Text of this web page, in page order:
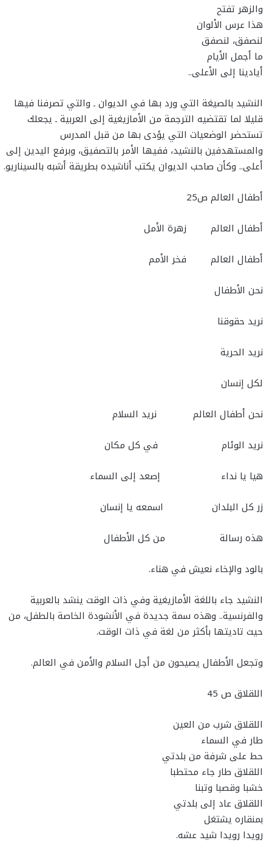
والزهر تفتح
هذا عرس الألوان
لنصفق، لنصفق
ما أجمل الأيام
أيادينا إلى الأعلى..
النشيد بالصيغة التي ورد بها في الديوان ـ والتي تصرفنا فيها
قليلا لما تقتضيه الترجمة من الأمازيغية إلى العربية ـ يجعلك
تستحضر الوضعيات التي يؤدى بها من قبل المدرس
والمستهدفين بالنشيد، ففيها الأمر بالتصفيق، وبرفع اليدين إلى
أعلى.. وكأن صاحب الديوان يكتب أناشيده بطريقة أشبه بالسيناريو.
أطفال العالم ص25
أطفال العالم زهرة الأمل
أطفال العالم فخر الأمم
نحن الأطفال
نريد حقوقنا
نريد الحرية
لكل إنسان
نحن أطفال العالم نريد السلام
نريد الوئام في كل مكان
هيا يا نداء إصعد إلى السماء
زر كل البلدان اسمعه يا إنسان
هذه رسالة من كل الأطفال
بالود والإخاء نعيش في هناء.
النشيد جاء باللغة الأمازيغية وفي ذات الوقت ينشد بالعربية
والفرنسية.. وهذه سمة جديدة في الأنشودة الخاصة بالطفل، من
حيث تاديتها بأكثر من لغة في ذات الوقت.
وتجعل الأطفال يصيحون من أجل السلام والأمن في العالم.
اللقلاق ص 45
اللقلاق شرب من العين
طار في السماء
حط على شرفة من بلدتي
اللقلاق طار جاء محتطبا
خشبا وقصبا وتبنا
اللقلاق عاد إلى بلدتي
بمنقاره يشتغل
رويدا رويدا شيد عشه.